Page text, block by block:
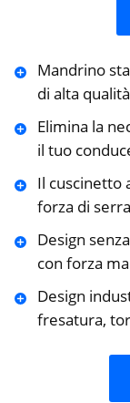
Mandrino
di alta
Elimina la
il tuo
Il cuscinetto
forza di
Design
con forza
Design
fresatura,